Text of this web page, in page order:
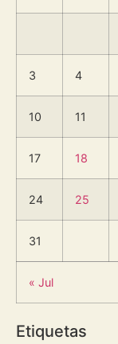
3 4
10 11
17 18
24 25
31
« Jul
Etiquetas